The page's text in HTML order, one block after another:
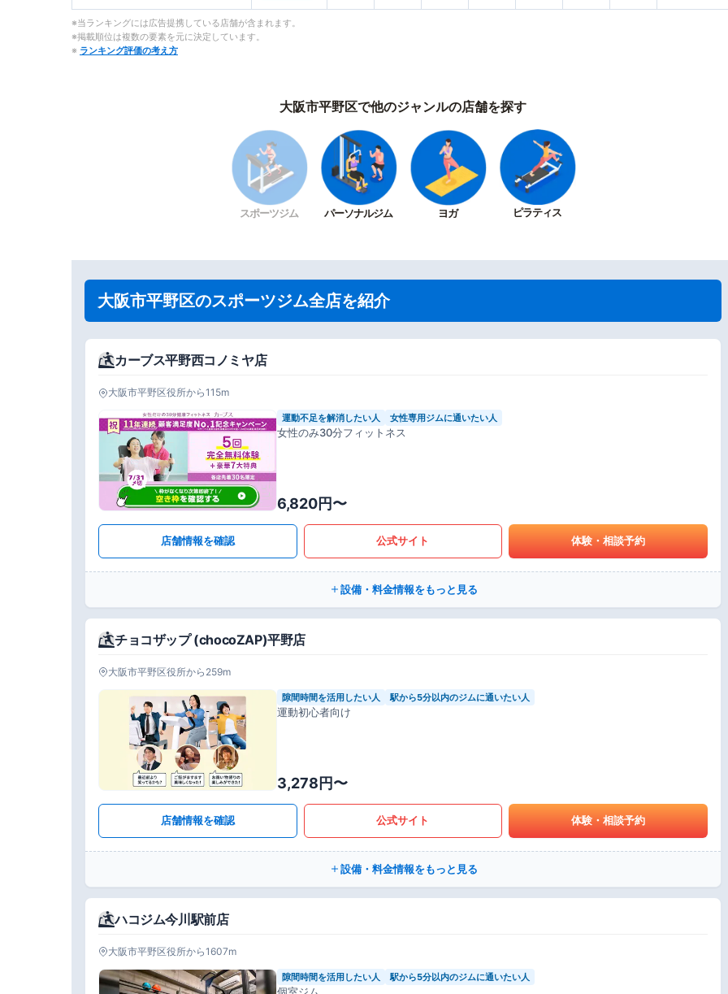
※当ランキングには広告提携している店舗が含まれます。
※掲載順位は複数の要素を元に決定しています。
※ ランキング評価の考え方
大阪市平野区で他のジャンルの店舗を探す
スポーツジム パーソナルジム ヨガ ピラティス
大阪市平野区のスポーツジム全店を紹介
カーブス平野西コノミヤ店
大阪市平野区役所から115m
運動不足を解消したい人 女性専用ジムに通いたい人
女性のみ30分フィットネス
6,820円〜
店舗情報を確認 公式サイト 体験・相談予約
設備・料金情報をもっと見る
チョコザップ (chocoZAP)平野店
大阪市平野区役所から259m
隙間時間を活用したい人 駅から5分以内のジムに通いたい人
運動初心者向け
3,278円〜
店舗情報を確認 公式サイト 体験・相談予約
設備・料金情報をもっと見る
ハコジム今川駅前店
大阪市平野区役所から1607m
隙間時間を活用したい人 駅から5分以内のジムに通いたい人
個室ジム